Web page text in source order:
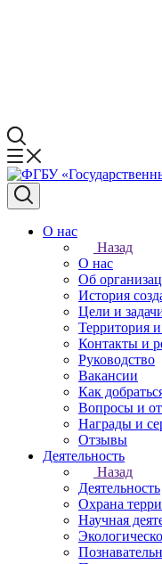
О нас
Назад
О нас
Об
История
Цели и
Территория
Контакты и
Руководство
Вакансии
Как
Вопросы и
Награды и
Отзывы
Деятельность
Назад
Деятельность
Охрана
Научная